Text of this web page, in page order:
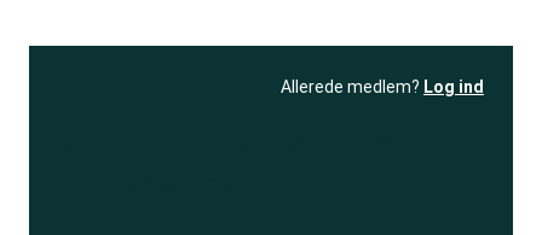
Allerede medlem? Log ind